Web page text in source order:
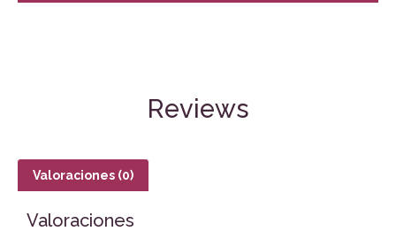
Reviews
Valoraciones (0)
Valoraciones